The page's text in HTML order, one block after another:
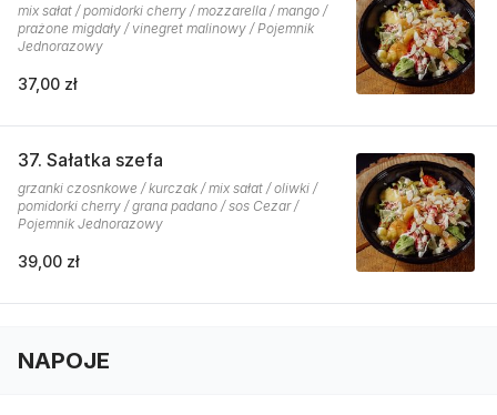
mix sałat / pomidorki cherry / mozzarella / mango /
prażone migdały / vinegret malinowy / Pojemnik
Jednorazowy
37,00 zł
37. Sałatka szefa
grzanki czosnkowe / kurczak / mix sałat / oliwki /
pomidorki cherry / grana padano / sos Cezar /
Pojemnik Jednorazowy
39,00 zł
NAPOJE